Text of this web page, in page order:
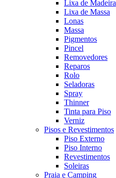
Lixa de Madeira
Lixa de Massa
Lonas
Massa
Pigmentos
Pincel
Removedores
Reparos
Rolo
Seladoras
Spray
Thinner
Tinta para Piso
Verniz
Pisos e Revestimentos
Piso Externo
Piso Interno
Revestimentos
Soleiras
Praia e Camping